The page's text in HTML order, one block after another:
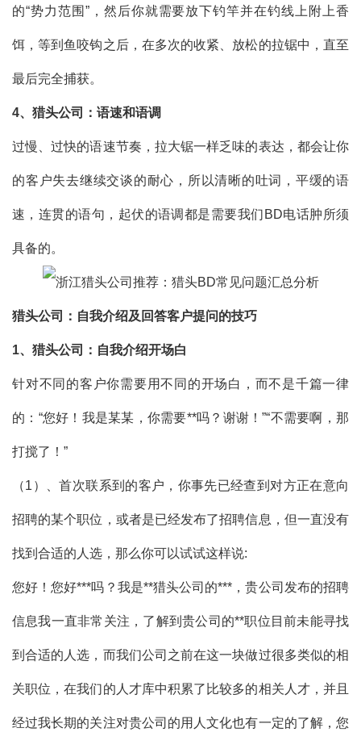
的“势力范围”，然后你就需要放下钓竿并在钓线上附上香
饵，等到鱼咬钩之后，在多次的收紧、放松的拉锯中，直至
最后完全捕获。
4、猎头公司：语速和语调
过慢、过快的语速节奏，拉大锯一样乏味的表达，都会让你
的客户失去继续交谈的耐心，所以清晰的吐词，平缓的语
速，连贯的语句，起伏的语调都是需要我们BD电话肿所须
具备的。
猎头公司：自我介绍及回答客户提问的技巧
1、猎头公司：自我介绍开场白
针对不同的客户你需要用不同的开场白，而不是千篇一律
的：“您好！我是某某，你需要**吗？谢谢！”“不需要啊，那
打搅了！”
（1）、首次联系到的客户，你事先已经查到对方正在意向
招聘的某个职位，或者是已经发布了招聘信息，但一直没有
找到合适的人选，那么你可以试试这样说:
您好！您好***吗？我是**猎头公司的***，贵公司发布的招聘
信息我一直非常关注，了解到贵公司的**职位目前未能寻找
到合适的人选，而我们公司之前在这一块做过很多类似的相
关职位，在我们的人才库中积累了比较多的相关人才，并且
经过我长期的关注对贵公司的用人文化也有一定的了解，您